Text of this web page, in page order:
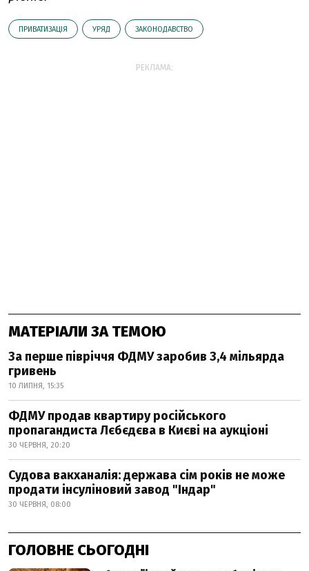
ПРИВАТИЗАЦІЯ УРЯД ЗАКОНОДАВСТВО
РЕКЛАМА:
МАТЕРІАЛИ ЗА ТЕМОЮ
За перше півріччя ФДМУ заробив 3,4 мільярда
гривень
10 ЛИПНЯ, 15:35
ФДМУ продав квартиру російського
пропагандиста Лєбєдєва в Києві на аукціоні
30 ЧЕРВНЯ, 20:20
Судова вакханалія: держава сім років не може
продати інсуліновий завод "Індар"
30 ЧЕРВНЯ, 08:00
ГОЛОВНЕ СЬОГОДНІ